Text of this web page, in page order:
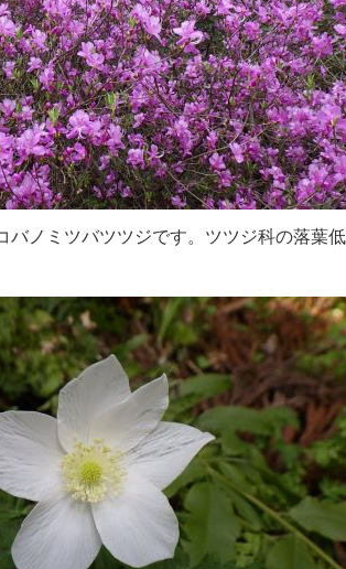
ノミツバツツジです。ツツジ科の落葉